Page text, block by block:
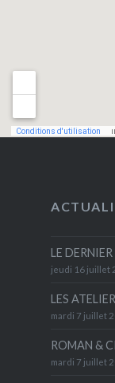
LE
jeudi 16 juillet
LES
mardi 7 juillet
ROMAN &
mardi 7 juillet